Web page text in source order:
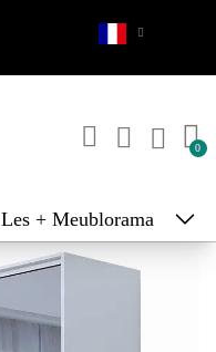
Les + Meublorama